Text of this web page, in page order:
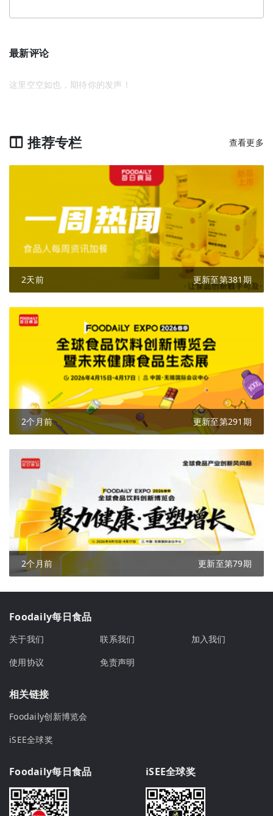
最新评论
这里空空如也，期待你的发声！
推荐专栏 查看更多
2天前 更新至第381期
2个月前 更新至第291期
2个月前 更新至第79期
Foodaily每日食品
关于我们 联系我们
加入我们
使用协议
免责声明
相关链接
Foodaily创新博览会
iSEE全球奖
Foodaily每日食品 iSEE全球奖